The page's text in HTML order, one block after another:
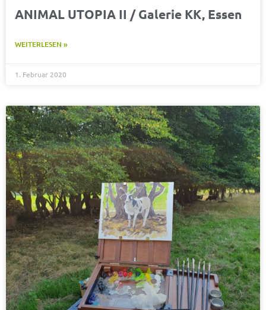
ANIMAL UTOPIA II / Galerie KK, Essen
WEITERLESEN »
1. Februar 2020